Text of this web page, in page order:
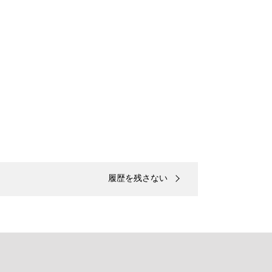
履歴を残さない